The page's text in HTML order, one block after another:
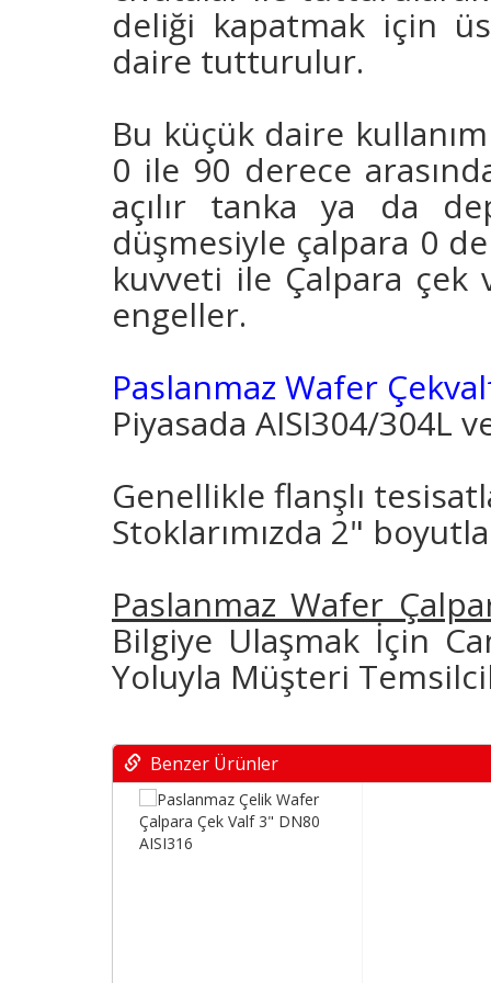
deliği kapatmak için
daire tutturulur.
Bu küçük daire
0 ile 90 derece
açılır tanka ya da
düşmesiyle çalpara 0
kuvveti ile Çalpara çek
engeller.
Paslanmaz Wafer
Piyasada AISI304/304L
Genellikle flanşlı
Stoklarımızda 2"
Paslanmaz Wafer
Bilgiye Ulaşmak İçin
Yoluyla Müşteri
Benzer Ürünler